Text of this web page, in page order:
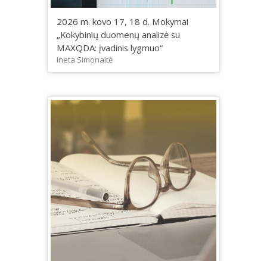
2026 m. kovo 17, 18 d. Mokymai
„Kokybinių duomenų analizė su
MAXQDA: įvadinis lygmuo“
Ineta Simonaitė